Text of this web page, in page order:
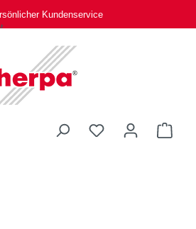
Kundenservice
Du hast 0